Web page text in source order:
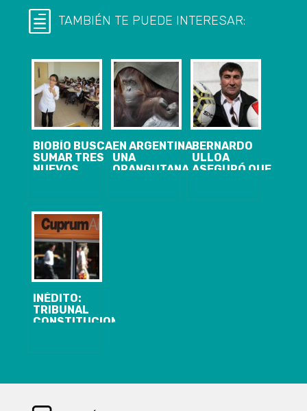
TAMBIÉN TE PUEDE INTERESAR:
BIOBÍO BUSCA
SUMAR TRES
NUEVOS
EN ARGENTINA
UNA
ORANGUTANA
BERNARDO
ULLOA
ASEGURÓ QUE
INÉDITO:
TRIBUNAL
CONSTITUCIONAL
AHORROS DE